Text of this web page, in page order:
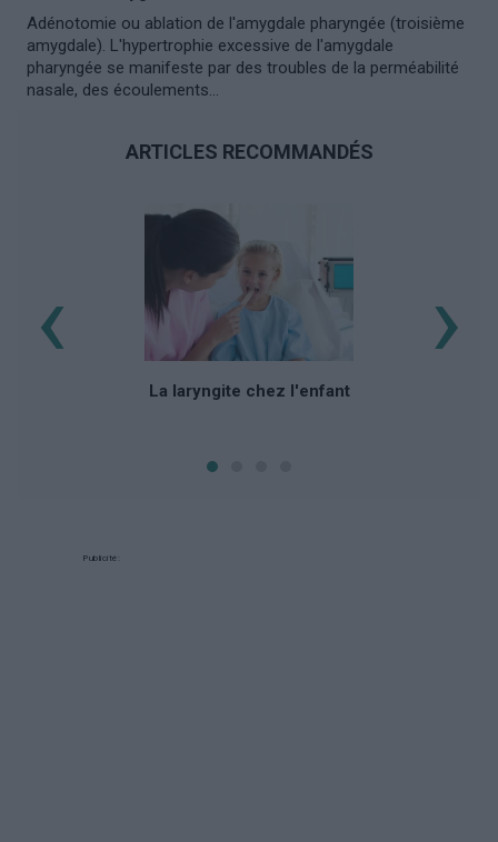
Adénotomie ou ablation de l'amygdale pharyngée (troisième
amygdale). L'hypertrophie excessive de l'amygdale
pharyngée se manifeste par des troubles de la perméabilité
nasale, des écoulements...
ARTICLES RECOMMANDÉS
La laryngite chez l'enfant
‹ ›
Publicité: